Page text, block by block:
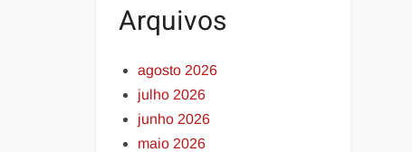
Arquivos
agosto 2026
julho 2026
junho 2026
maio 2026